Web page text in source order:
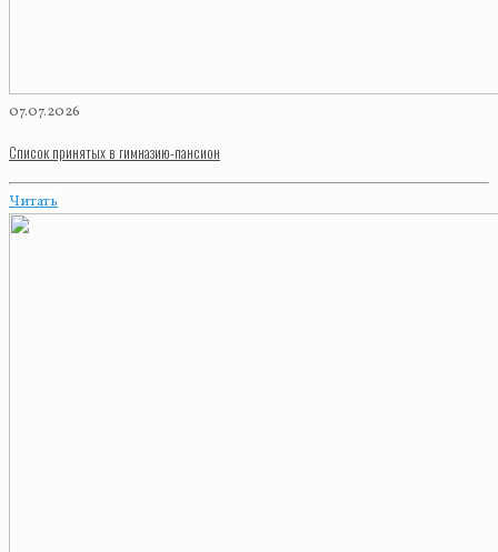
07.07.2026
Список принятых в гимназию-пансион
Читать